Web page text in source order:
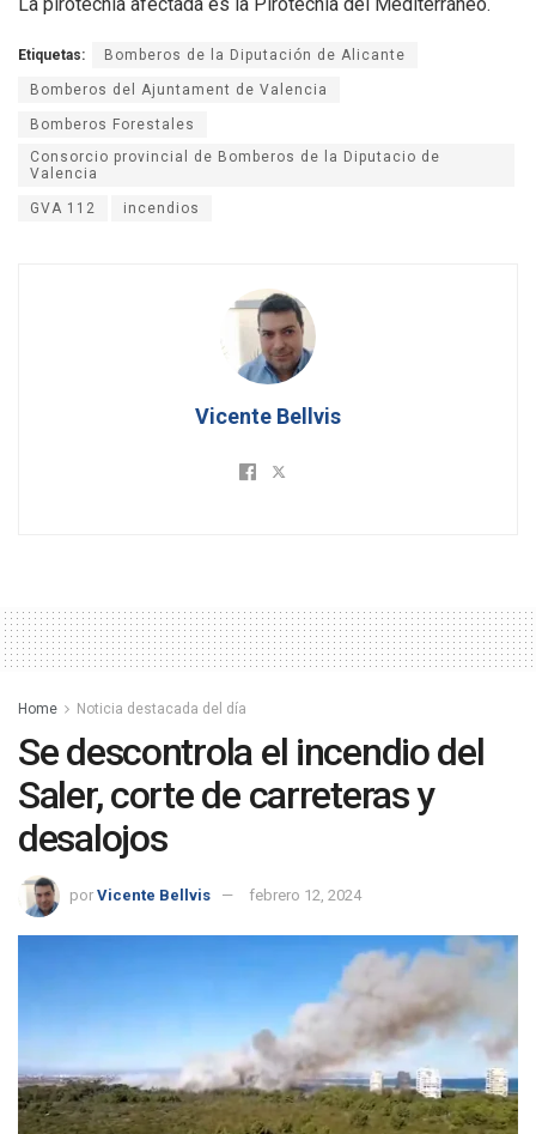
Etiquetas: Bomberos de la Diputación de Alicante
Bomberos del Ajuntament de Valencia
Bomberos Forestales
Consorcio provincial de Bomberos de la Diputacio de
Valencia
GVA 112 incendios
Vicente Bellvis
Home Noticia destacada del día
Se descontrola el incendio del
Saler, corte de carreteras y
desalojos
por Vicente Bellvis febrero 12, 2024